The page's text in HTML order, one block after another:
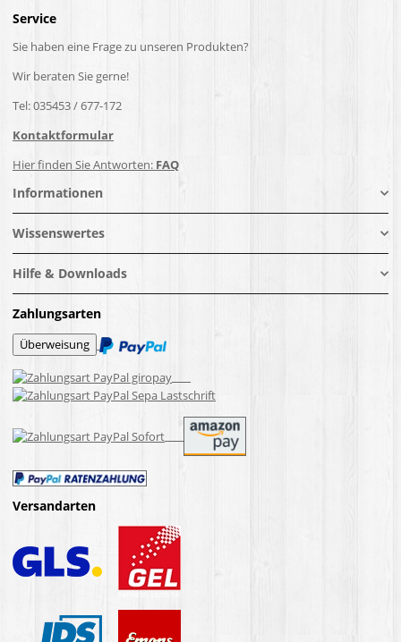
Service
Sie haben eine Frage zu unseren Produkten?
Wir beraten Sie gerne!
Tel: 035453 / 677-172
Kontaktformular
Hier finden Sie Antworten: FAQ
Informationen
Wissenswertes
Hilfe & Downloads
Zahlungsarten
Versandarten